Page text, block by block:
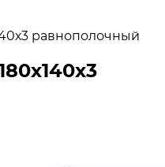
равнополочный